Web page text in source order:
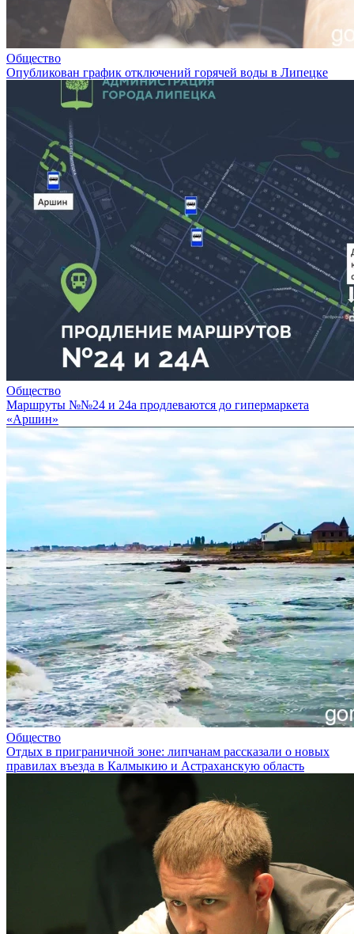
Общество
Опубликован график отключений горячей воды в Липецке
Общество
Маршруты №№24 и 24а продлеваются до гипермаркета
«Аршин»
Общество
Отдых в приграничной зоне: липчанам рассказали о новых
правилах въезда в Калмыкию и Астраханскую область